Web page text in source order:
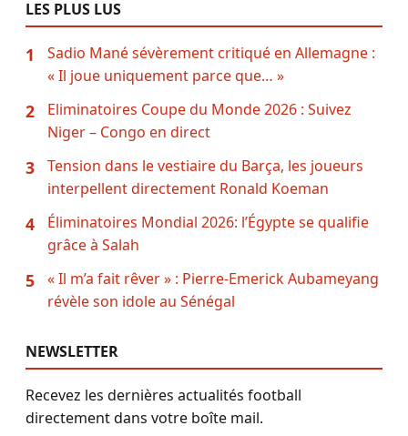
LES PLUS LUS
1
Sadio Mané sévèrement critiqué en Allemagne :
« Il joue uniquement parce que… »
2
Eliminatoires Coupe du Monde 2026 : Suivez
Niger – Congo en direct
3
Tension dans le vestiaire du Barça, les joueurs
interpellent directement Ronald Koeman
4
Éliminatoires Mondial 2026: l’Égypte se qualifie
grâce à Salah
5
« Il m’a fait rêver » : Pierre-Emerick Aubameyang
révèle son idole au Sénégal
NEWSLETTER
Recevez les dernières actualités football
directement dans votre boîte mail.